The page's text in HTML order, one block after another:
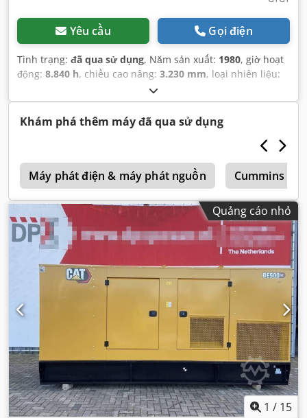
Yêu cầu Gọi điện
Tình trạng: đã qua sử dụng, Năm sản xuất: 1980, giờ hoạt
động: 8.840 h, chiều cao nâng: 3.230 mm, loại nhiên liệu:
, chiều dài càng:
rộng càng:2.280 mm, tổng chiều cao:3.560 mm, tổng
chiều dài:5.070 mm , tổng chiều rộng: 2.560 mm
xanh lam
Khám phá thêm máy đã qua sử dụng
Máy phát điện & máy phát nguồn Cummins
Quảng cáo nhỏ
1 / 15